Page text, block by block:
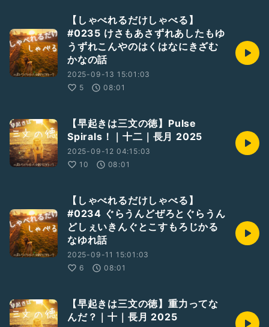
【しゃべれるだけしゃべる】
#0235 けさもあさずれあしたもゆ
うずれこんやのはくはなにきざむ
かなの話
2025-09-13 15:01:03
5
08:01
【早起きは三文の徳】Pulse
Spirals！｜十二｜長月 2025
2025-09-12 04:15:03
10
08:01
【しゃべれるだけしゃべる】
#0234 ぐらうんどぜろとぐらうん
どしぇいきんぐとこすもろじかる
なゆれ話
2025-09-11 15:01:03
6
08:01
【早起きは三文の徳】重力ってな
んだ？｜十｜長月 2025